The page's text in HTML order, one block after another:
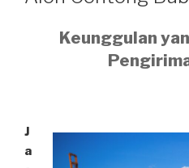
Keunggulan
J
a